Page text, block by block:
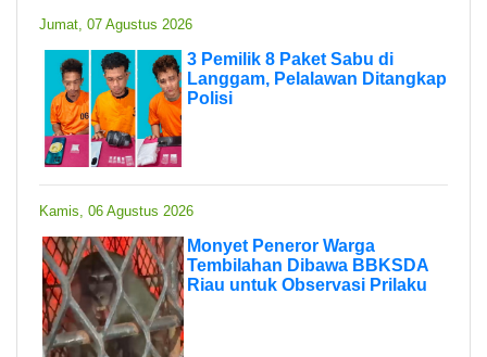
Jumat, 07 Agustus 2026
3 Pemilik 8 Paket Sabu di
Langgam, Pelalawan Ditangkap
Polisi
Kamis, 06 Agustus 2026
Monyet Peneror Warga
Tembilahan Dibawa BBKSDA
Riau untuk Observasi Prilaku